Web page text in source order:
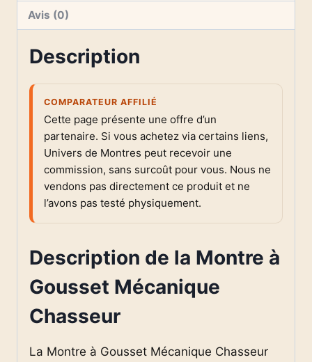
Avis (0)
Description
COMPARATEUR AFFILIÉ
Cette page présente une offre d’un
partenaire. Si vous achetez via certains liens,
Univers de Montres peut recevoir une
commission, sans surcoût pour vous. Nous ne
vendons pas directement ce produit et ne
l’avons pas testé physiquement.
Description de la Montre à
Gousset Mécanique
Chasseur
La Montre à Gousset Mécanique Chasseur